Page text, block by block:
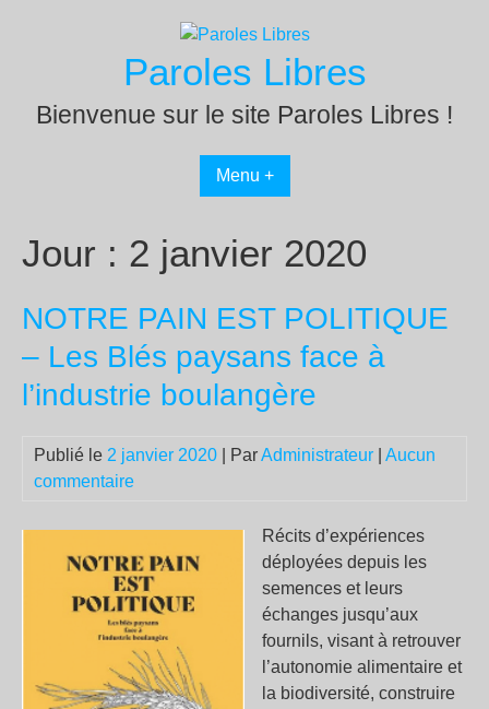
Paroles Libres
Bienvenue sur le site Paroles Libres !
Menu +
Jour : 2 janvier 2020
NOTRE PAIN EST POLITIQUE
– Les Blés paysans face à
l’industrie boulangère
Publié le 2 janvier 2020 | ParAdministrateur
Aucun
commentaire
Récits d’expériences
déployées depuis les
semences et leurs
échanges jusqu’aux
fournils, visant à retrouver
l’autonomie alimentaire et
la biodiversité, construire